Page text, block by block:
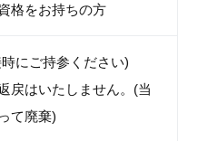
格をお持ちの方
にご持参ください)
戻はいたしません。(当
て廃棄)